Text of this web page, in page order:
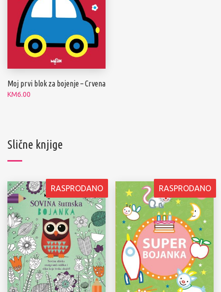
Moj prvi blok za bojenje – Crvena
KM6.00
Slične knjige
RASPRODANO RASPRODANO